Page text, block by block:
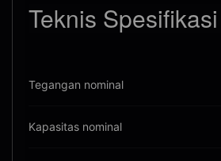
Teknis Spesifikasi
Tegangan nominal
Kapasitas nominal